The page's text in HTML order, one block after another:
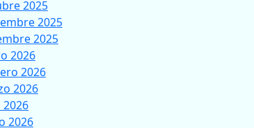
2025
2025
2025
2026
2026
2026
2026